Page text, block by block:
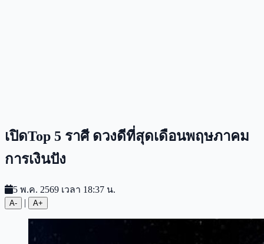
เปิดTop 5 ราศี ดวงดีที่สุดเดือนพฤษภาคม
การเงินปัง
5 พ.ค. 2569 เวลา 18:37 น.
A- | A+